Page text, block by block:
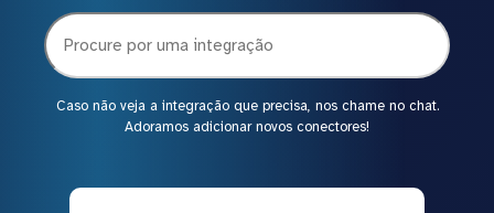
Caso não veja a integração que precisa, nos chame no chat.
Adoramos adicionar novos conectores!